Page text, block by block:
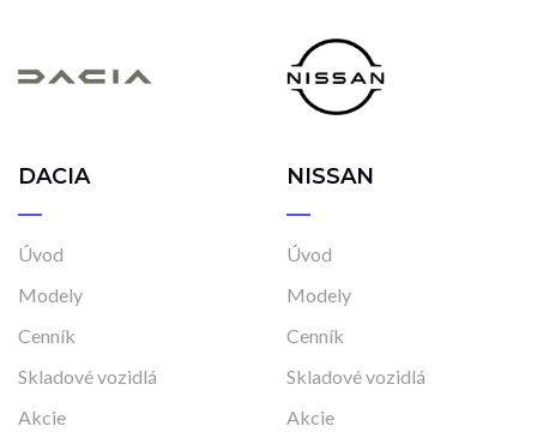
DACIA
Úvod
Modely
Cenník
Skladové vozidlá
Akcie
NISSAN
Úvod
Modely
Cenník
Skladové vozidlá
Akcie